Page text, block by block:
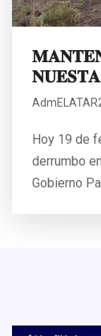
Hoy 19 de
derrumbo
Gobierno